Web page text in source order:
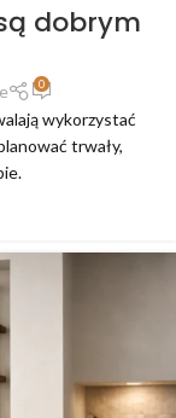
dobrym
0
wykorzystać
trwały,